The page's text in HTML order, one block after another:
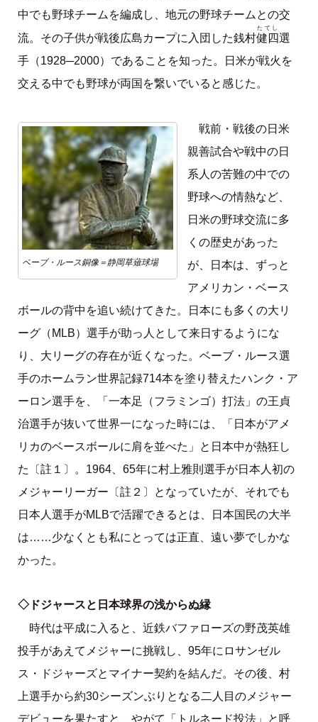
中でも野球チームを編成し、地元の野球チームとの交
流。その子供が戦後広島カープに入団した銭村健四
たてし
選
手（1928─2000）であることを知った。日米が戦火を
交える中でも野球が両国を繋いでいると感じた。
ベーブ・ルース銅像＝静岡草薙球場
戦前・戦後の日米
親善試合や戦中の日
系人の苦難の中での
野球への情熱など、
日米の野球交流に多
くの歴史があった
が、日本は、ずっと
アメリカン・ベース
ボールの背中を追い続けてきた。日本にも多くの大リ
ーグ（MLB）選手が助っ人として来日するようにな
り、大リーグの存在が近くなった。ベーブ・ルース選
手のホームラン世界記録714本を塗り替えたハンク・ア
ーロン選手を、「一本足（フラミンゴ）打法」の王貞
治選手が抜いて世界一になった時には、「日本がアメ
リカのベースボールに肩を並べた」と日本中が熱狂し
た〔註１〕。1964、65年に村上雅則選手が日本人初の
メジャーリーガー〔註２〕となっていたが、それでも
日本人選手がMLBで活躍できるとは、日本国民の大半
は……少なくとも私にとっては正直、遠い夢でしかな
かった。
◇ドジャースと日本球界の浅からぬ縁
時代は平成に入ると、近鉄バファローズの野茂英雄
投手があえてメジャーに挑戦し、95年にロサンゼル
ス・ドジャーズとマイナー契約を結んだ。その後、村
上選手から約30シーズンぶりとなる二人目のメジャー
デビューを果たすと、やがて「トルネード投法」と呼